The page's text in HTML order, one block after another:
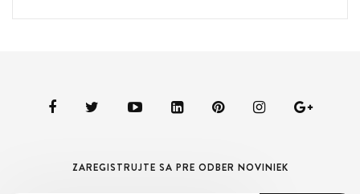
ZAREGISTRUJTE SA PRE ODBER NOVINIEK